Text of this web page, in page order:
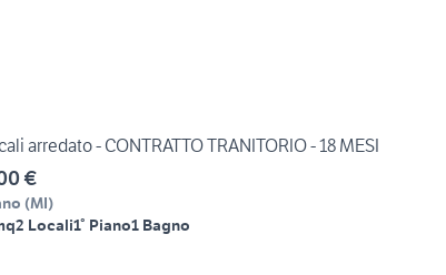
arredato - CONTRATTO TRANITORIO - 18 MESI
€
(MI)
2 Locali1° Piano1 Bagno